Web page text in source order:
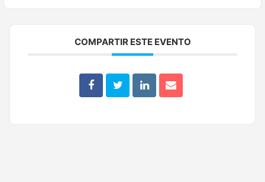
COMPARTIR ESTE EVENTO